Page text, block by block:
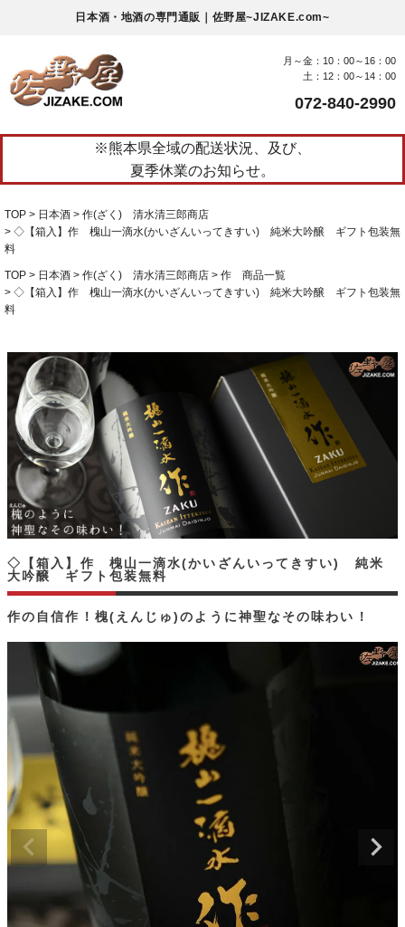
日本酒・地酒の専門通販｜佐野屋~JIZAKE.com~
月～金：10：00～16：00
土：12：00～14：00
072-840-2990
※熊本県全域の配送状況、及び、
夏季休業のお知らせ。
TOP 日本酒
作(ざく) 清水清三郎商店
◇【箱入】作 槐山一滴水(かいざんいってきすい) 純米大吟醸 ギフト包装無
料
TOP 日本酒 作(ざく) 清水清三郎商店
作 商品一覧
◇【箱入】作 槐山一滴水(かいざんいってきすい) 純米大吟醸 ギフト包装無
料
作の自信作！槐(えんじゅ)のように神聖なその味わい！
◇【箱入】作 槐山一滴水(かいざんいってきすい) 純米
大吟醸 ギフト包装無料